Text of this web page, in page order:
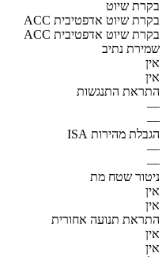
בקרת שיוט
ACC בקרת שיוט אדפטיבית
ACC בקרת שיוט אדפטיבית
שמירת נתיב
אין
אין
התראת התנגשות
—
—
הגבלת מהירות ISA
—
—
ניטור שטח מת
אין
אין
התראת תנועה אחורית
אין
אין